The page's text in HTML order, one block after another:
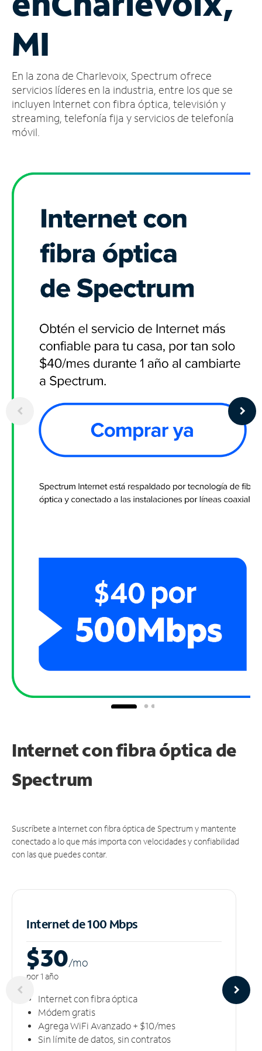
cuenta
Encuentra
tienda
MI
En la zona de Charlevoix, Spectrum ofrece
servicios líderes en la industria, entre los que se
incluyen Internet con fibra óptica, televisión y
streaming, telefonía fija y servicios de telefonía
móvil.
Internet con fibra óptica de
Spectrum
Suscríbete a Internet con fibra óptica de Spectrum y mantente
conectado a lo que más importa con velocidades y confiabilidad
con las que puedes contar.
Internet de 100 Mbps
$30/mo
por 1 año
Internet con fibra óptica
Módem gratis
Agrega WiFi Avanzado + $10/mes
Sin límite de datos, sin contratos